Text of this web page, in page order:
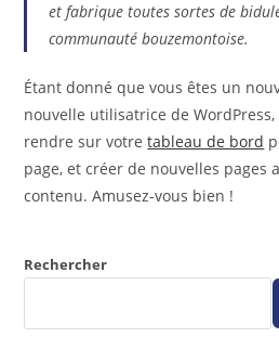
et fabrique toutes sortes de
communauté bouzemontoise.
Étant donné que vous êtes un
nouvelle utilisatrice de
rendre sur votretableau de bord
page, et créer de nouvelles pages
contenu. Amusez-vous bien !
Rechercher